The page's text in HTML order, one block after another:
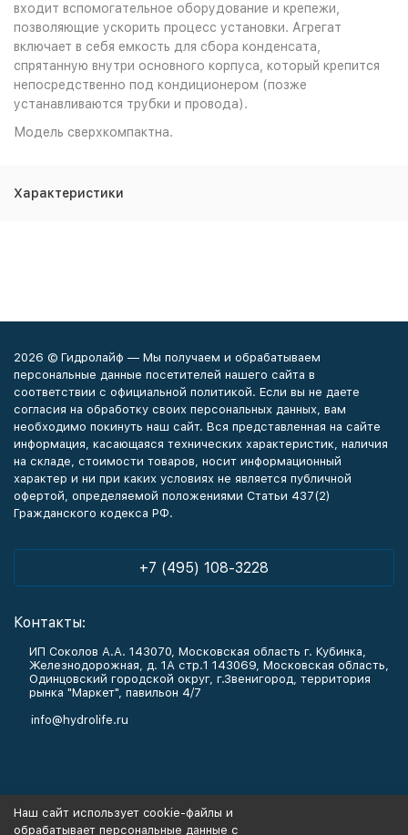
входит вспомогательное оборудование и крепежи,
позволяющие ускорить процесс установки. Агрегат
включает в себя емкость для сбора конденсата,
спрятанную внутри основного корпуса, который крепится
непосредственно под кондиционером (позже
устанавливаются трубки и провода).
Модель сверхкомпактна.
Характеристики
2026 © Гидролайф — Мы получаем и обрабатываем
персональные данные посетителей нашего сайта в
соответствии с официальной политикой. Если вы не даете
согласия на обработку своих персональных данных, вам
необходимо покинуть наш сайт. Вся представленная на сайте
информация, касающаяся технических характеристик, наличия
на складе, стоимости товаров, носит информационный
характер и ни при каких условиях не является публичной
офертой, определяемой положениями Статьи 437(2)
Гражданского кодекса РФ.
+7 (495) 108-3228
Контакты:
ИП Соколов А.А. 143070, Московская область г. Кубинка,
Железнодорожная, д. 1А стр.1 143069, Московская область,
Одинцовский городской округ, г.Звенигород, территория
рынка "Маркет", павильон 4/7
info@hydrolife.ru
Наш сайт использует cookie-файлы и
обрабатывает персональные данные с